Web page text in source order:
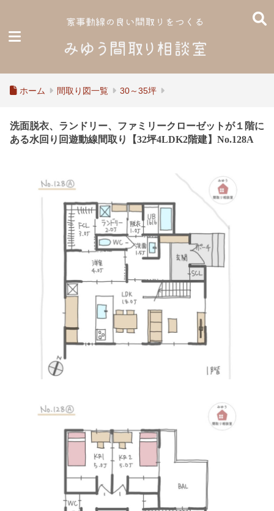
ホーム 間取り図一覧 30～35坪
洗面脱衣、ランドリー、ファミリークローゼットが１階に
ある水回り回遊動線間取り【32坪4LDK2階建】No.128A